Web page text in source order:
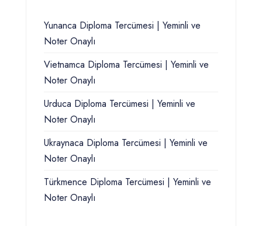
Yunanca Diploma Tercümesi | Yeminli ve
Noter Onaylı
Vietnamca Diploma Tercümesi | Yeminli ve
Noter Onaylı
Urduca Diploma Tercümesi | Yeminli ve
Noter Onaylı
Ukraynaca Diploma Tercümesi | Yeminli ve
Noter Onaylı
Türkmence Diploma Tercümesi | Yeminli ve
Noter Onaylı